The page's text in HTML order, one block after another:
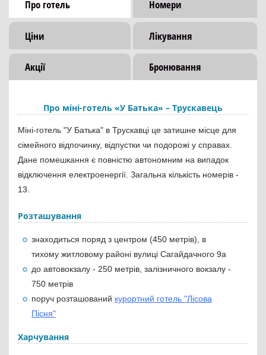
Про готель Номери
Ціни Лікування
Акції Бронювання
Про міні-готель «У Батька» – Трускавець
Міні-готель "У Батька" в Трускавці це затишне місце для
сімейного відпочинку, відпустки чи подорожі у справах.
Дане помешкання є повністю автономним на випадок
відключення електроенергії. Загальна кількість номерів -
13.
Розташування
знаходиться поряд з центром (450 метрів), в
тихому житловому районі вулиці Сагайдачного 9а
до автовокзалу - 250 метрів, залізничного вокзалу -
750 метрів
поруч розташований курортний готель "Лісова
Пісня"
Харчування